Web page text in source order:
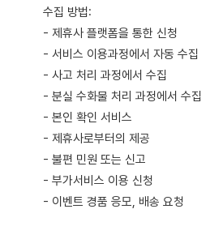
수집 방법:
- 제휴사 플랫폼을 통한 신청
- 서비스 이용과정에서 자동 수집
- 사고 처리 과정에서 수집
- 분실 수화물 처리 과정에서 수집
- 본인 확인 서비스
- 제휴사로부터의 제공
- 불편 민원 또는 신고
- 부가서비스 이용 신청
- 이벤트 경품 응모, 배송 요청